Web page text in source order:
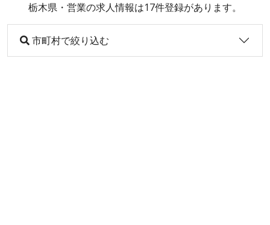
栃木県・営業の求人情報は17件登録があります。
市町村で絞り込む